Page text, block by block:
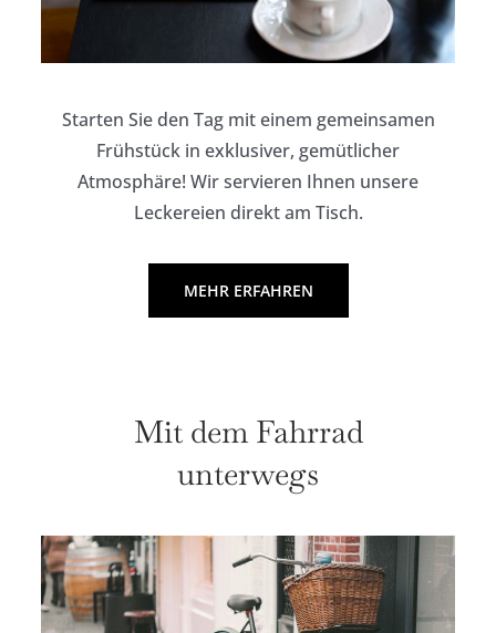
Starten Sie den Tag mit einem gemeinsamen
Frühstück in exklusiver, gemütlicher
Atmosphäre! Wir servieren Ihnen unsere
Leckereien direkt am Tisch.
MEHR ERFAHREN
Mit dem Fahrrad
unterwegs